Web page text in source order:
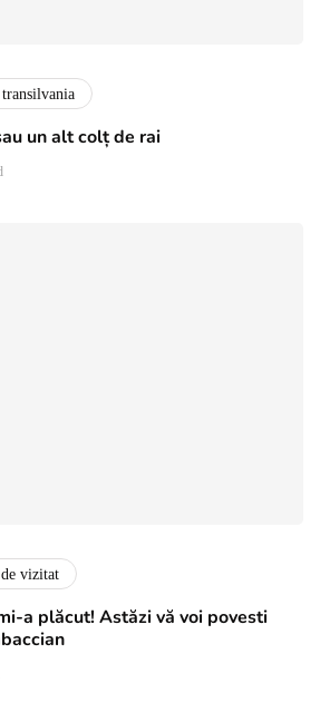
transilvania
un alt colț de rai
de vizitat
a plăcut! Astăzi vă voi povesti